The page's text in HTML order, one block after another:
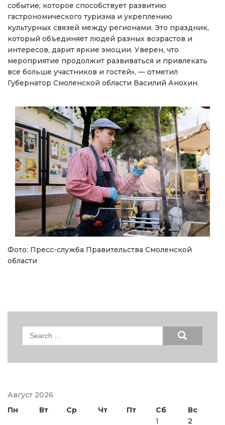
событие, которое способствует развитию
гастрономического туризма и укреплению
культурных связей между регионами. Это праздник,
который объединяет людей разных возрастов и
интересов, дарит яркие эмоции. Уверен, что
мероприятие продолжит развиваться и привлекать
все больше участников и гостей», — отметил
Губернатор Смоленской области Василий Анохин.
Фото: Пресс-служба Правительства Смоленской
области
Search
Август 2026
Пн
Вт Ср Чт Пт Сб
Вс
1
2